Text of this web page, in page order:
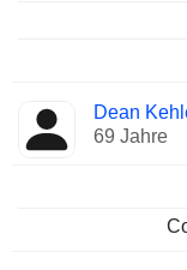
Dean
69 Jahre